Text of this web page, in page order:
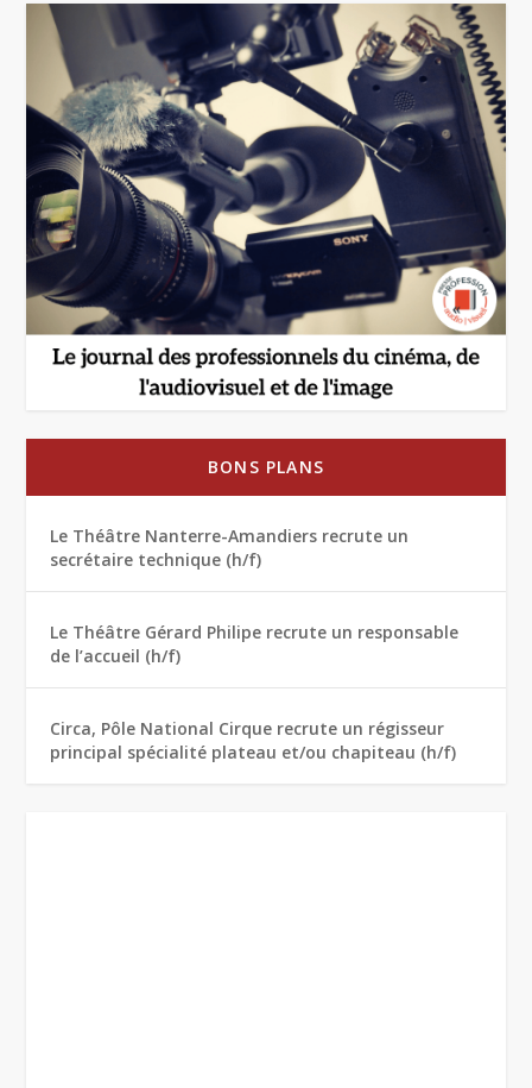
BONS PLANS
Le Théâtre Nanterre-Amandiers recrute un
secrétaire technique (h/f)
Le Théâtre Gérard Philipe recrute un responsable
de l’accueil (h/f)
Circa, Pôle National Cirque recrute un régisseur
principal spécialité plateau et/ou chapiteau (h/f)